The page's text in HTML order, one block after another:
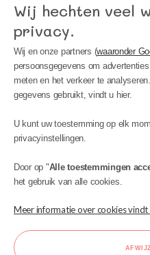
Wij hechten veel
privacy.
Wij en onze partners (waaronder
persoonsgegevens om
meten en het verkeer te
gegevens gebruikt, vindt u hier.
U kunt uw toestemming op elk
privacyinstellingen.
Door op "Alle toestemmingen
het gebruik van alle cookies.
Meer informatie over cookies vindt